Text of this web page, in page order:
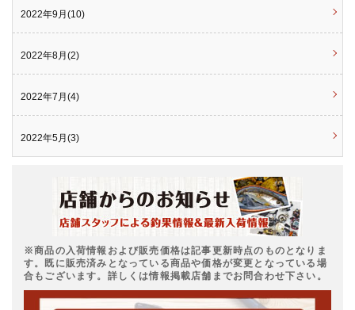
2022年9月(10)
2022年8月(2)
2022年7月(4)
2022年5月(3)
※商品の入荷情報および販売価格は記事更新時点のものとなりま
す。既に販売済みとなっている商品や価格が変更となっている場
合もございます。詳しくは情報掲載店舗までお問合わせ下さい。